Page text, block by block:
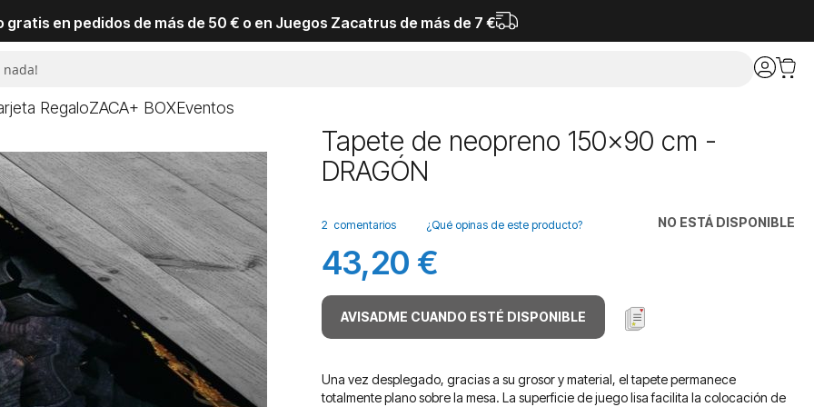
gratis en pedidos de más de 50 € o en Juegos Zacatrus de más de 7 €
RegaloZACA+ BOXEventos
Tapete de neopreno 150x90 cm -
DRAGÓN
NO ESTÁ DISPONIBLE
2 comentarios ¿Qué opinas de este producto?
43,20 €
AVISADME CUANDO ESTÉ DISPONIBLE
Una vez desplegado, gracias a su grosor y material, el tapete permanece
totalmente plano sobre la mesa. La superficie de juego lisa facilita la colocación de